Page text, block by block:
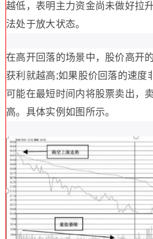
越低，表明主力资金尚未做好拉
法处于放大状态。
在高开回落的场景中，股价高开
获利就越高;如果股价回落的速度
可能在最短时间内将股票卖出，
高。具体实例如图所示。